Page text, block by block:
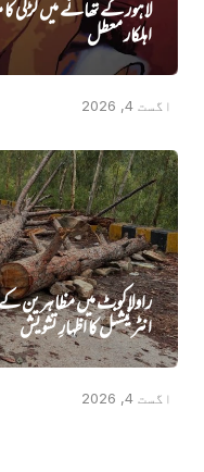
اہلکار معطل
اگست 4, 2026
راولاکوٹ میں مظاہرین
انٹرنیشنل کا اظہارِ تشویش
اگست 4, 2026